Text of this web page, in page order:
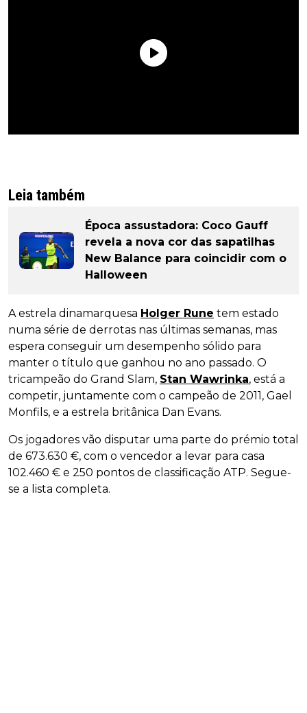
Leia também
Época assustadora: Coco Gauff
revela a nova cor das sapatilhas
New Balance para coincidir com o
Halloween
A estrela dinamarquesa Holger Rune tem estado
numa série de derrotas nas últimas semanas, mas
espera conseguir um desempenho sólido para
manter o título que ganhou no ano passado. O
tricampeão do Grand Slam, Stan Wawrinka, está a
competir, juntamente com o campeão de 2011, Gael
Monfils, e a estrela britânica Dan Evans.
Os jogadores vão disputar uma parte do prémio total
de 673.630 €, com o vencedor a levar para casa
102.460 € e 250 pontos de classificação ATP. Segue-
se a lista completa.